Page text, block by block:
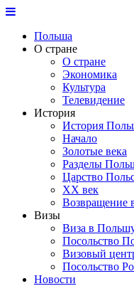
Польша
О стране
О стране
Экономика
Культура
Телевидение
История
История
Начало
Золотые века
Разделы
Царство
ХХ век
Возвращение
Визы
Виза в
Посольство
Визовый
Посольство
Новости